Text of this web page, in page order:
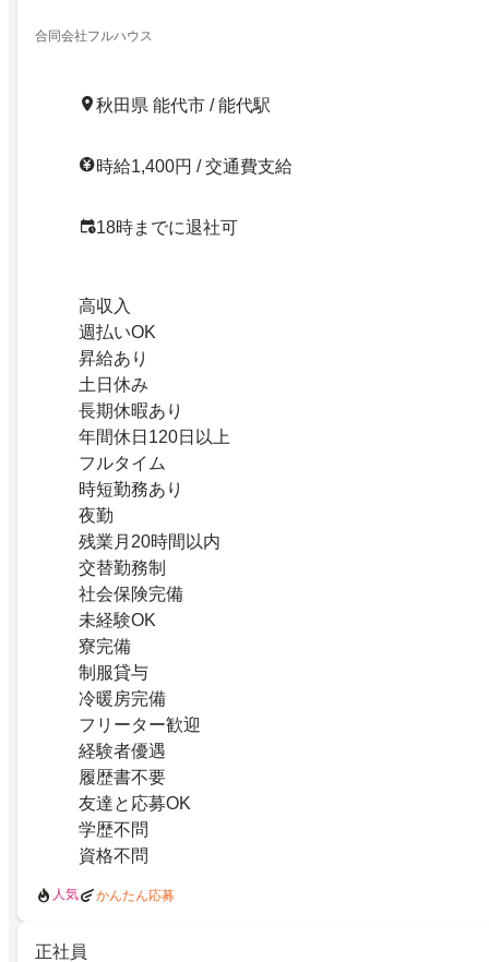
合同会社フルハウス
秋田県 能代市 / 能代駅
時給1,400円 / 交通費支給
18時までに退社可
高収入
週払いOK
昇給あり
土日休み
長期休暇あり
年間休日120日以上
フルタイム
時短勤務あり
夜勤
残業月20時間以内
交替勤務制
社会保険完備
未経験OK
寮完備
制服貸与
冷暖房完備
フリーター歓迎
経験者優遇
履歴書不要
友達と応募OK
学歴不問
資格不問
人気 かんたん応募
正社員